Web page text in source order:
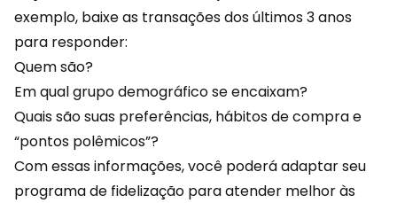
exemplo, baixe as transações dos últimos 3 anos
para responder:
Quem são?
Em qual grupo demográfico se encaixam?
Quais são suas preferências, hábitos de compra e
“pontos polêmicos”?
Com essas informações, você poderá adaptar seu
programa de fidelização para atender melhor às